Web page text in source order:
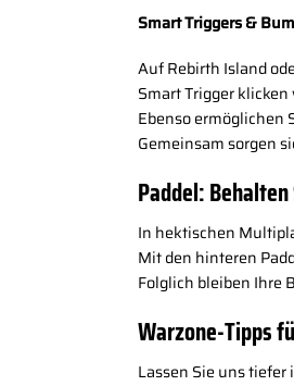
Smart Triggers &
Auf Rebirth Island
Smart Trigger
Ebenso ermöglichen
Gemeinsam sorgen
Paddel:
In hektischen
Mit den hinteren
Folglich bleiben Ihre
Warzone-Tipps
Lassen Sie uns